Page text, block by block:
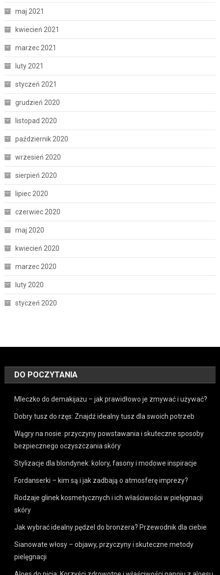
maj 2021
kwiecień 2021
marzec 2021
luty 2021
styczeń 2021
grudzień 2020
listopad 2020
październik 2020
wrzesień 2020
sierpień 2020
lipiec 2020
czerwiec 2020
maj 2020
kwiecień 2020
marzec 2020
luty 2020
styczeń 2020
DO POCZYTANIA
Mleczko do demakijażu – jak prawidłowo je zmywać i używać?
Dobry tusz do rzęs: Znajdź idealny tusz dla swoich potrzeb
Wągry na nosie: przyczyny powstawania i skuteczne sposoby
bezpiecznego oczyszczania skóry
Stylizacje dla blondynek: kolory, fasony i modowe inspiracje
Fordanserki – kim są i jak zadbają o atmosferę imprezy?
Rodzaje glinek kosmetycznych i ich właściwości w pielęgnacji
skóry
Jak wybrać idealny pędzel do bronzera? Przewodnik dla ciebie
Sianowate włosy – objawy, przyczyny i skuteczne metody
pielęgnacji